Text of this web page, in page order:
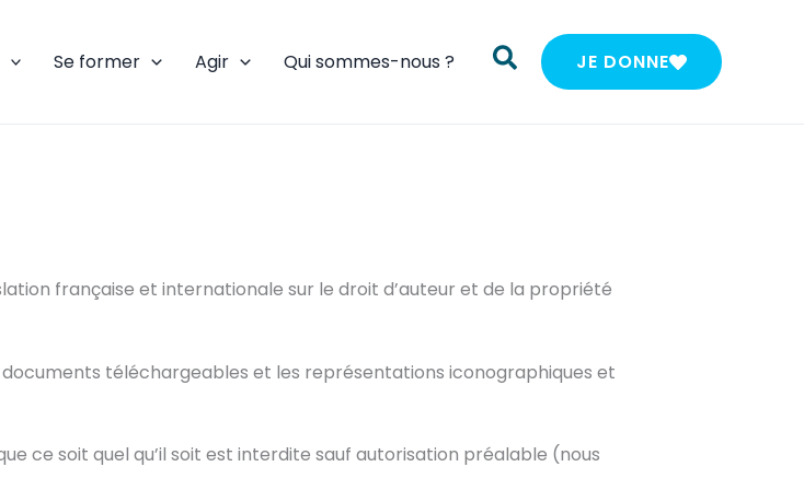
Se former Agir Qui sommes-nous ? JE DONNE
française et internationale sur le droit d’auteur et de la propriété
téléchargeables et les représentations iconographiques et
ce soit quel qu’il soit est interdite sauf autorisation préalable (nous